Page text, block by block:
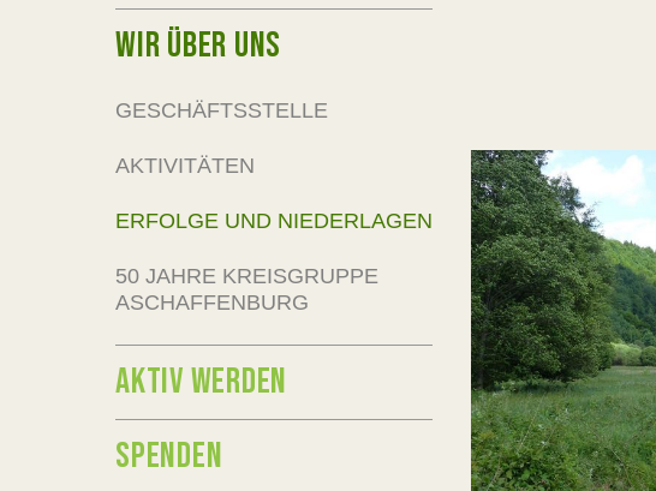
WIR ÜBER UNS
GESCHÄFTSSTELLE
AKTIVITÄTEN
ERFOLGE UND NIEDERLAGEN
50 JAHRE KREISGRUPPE
ASCHAFFENBURG
AKTIV WERDEN
SPENDEN